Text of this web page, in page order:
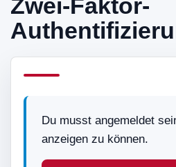
Zwei-Faktor-
Du musst angemeldet
anzeigen zu können.